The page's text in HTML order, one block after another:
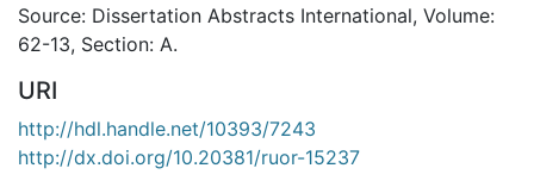
Source: Dissertation Abstracts International, Volume:
62-13, Section: A.
URI
http://hdl.handle.net/10393/7243
http://dx.doi.org/10.20381/ruor-15237